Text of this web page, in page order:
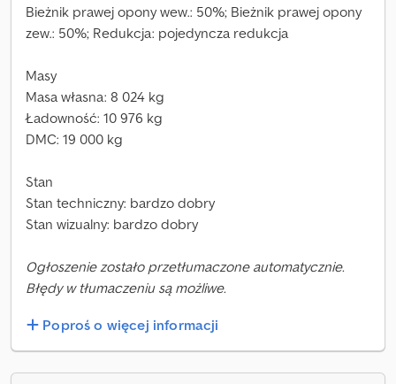
Bieżnik prawej opony wew.: 50%; Bieżnik prawej opony
zew.: 50%; Redukcja: pojedyncza redukcja
Masy
Masa własna: 8 024 kg
Ładowność: 10 976 kg
DMC: 19 000 kg
Stan
Stan techniczny: bardzo dobry
Stan wizualny: bardzo dobry
Ogłoszenie zostało przetłumaczone automatycznie.
Błędy w tłumaczeniu są możliwe.
Poproś o więcej informacji